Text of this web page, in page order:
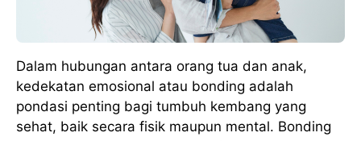
Dalam hubungan antara orang tua dan anak,
kedekatan emosional atau bonding adalah
pondasi penting bagi tumbuh kembang yang
sehat, baik secara fisik maupun mental. Bonding